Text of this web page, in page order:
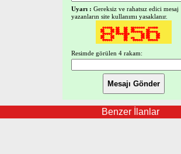
Uyarı : Gereksiz ve rahatsız edici mesaj
yazanların site kullanımı yasaklanır.
Resimde görülen 4 rakam:
Benzer İlanlar